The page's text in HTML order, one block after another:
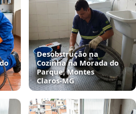
Desobstrução na
Cozinha na Morada do
Parque, Montes
Claros‑MG